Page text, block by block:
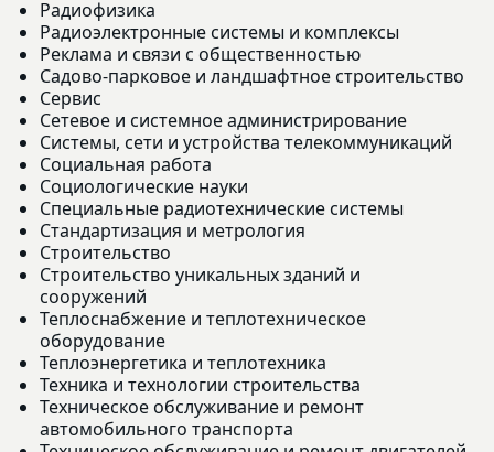
Радиофизика
Радиоэлектронные системы и комплексы
Реклама и связи с общественностью
Садово-парковое и ландшафтное строительство
Сервис
Сетевое и системное администрирование
Системы, сети и устройства телекоммуникаций
Социальная работа
Социологические науки
Специальные радиотехнические системы
Стандартизация и метрология
Строительство
Строительство уникальных зданий и
сооружений
Теплоснабжение и теплотехническое
оборудование
Теплоэнергетика и теплотехника
Техника и технологии строительства
Техническое обслуживание и ремонт
автомобильного транспорта